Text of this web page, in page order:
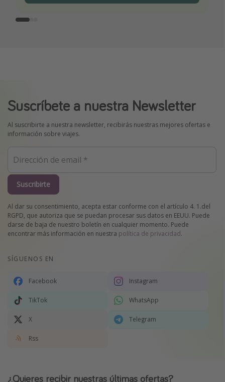
Suscríbete a nuestra Newsletter
Al suscribirte a nuestra newsletter, recibirás nuestras mejores ofertas e
información sobre viajes.
Suscribirte
Al dar su consentimiento, acepta estar conforme con el artículo 4. 1.del
RGPD, que autoriza que se puedan procesar sus datos en EEUU. Puede
darse de baja de nuestro boletín en cualquier momento. Puede
encontrar más información en nuestra política de privacidad.
SÍGUENOS EN
Facebook Instagram
TikTok WhatsApp
X Telegram
Rss
¿Quieres recibir nuestras últimas ofertas?